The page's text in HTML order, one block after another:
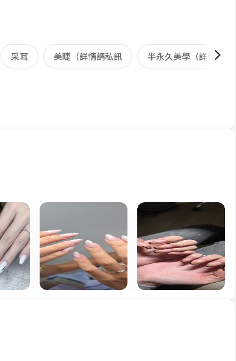
采耳 美睫（詳情請私訊 半永久美學（詳情請私訊